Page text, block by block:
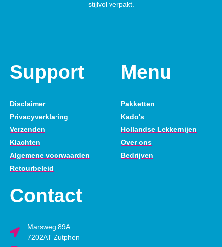
stijlvol verpakt.
Support
Disclaimer
Privacyverklaring
Verzenden
Klachten
Algemene voorwaarden
Retourbeleid
Menu
Pakketten
Kado's
Hollandse Lekkernijen
Over ons
Bedrijven
Contact
Marsweg 89A
7202AT Zutphen